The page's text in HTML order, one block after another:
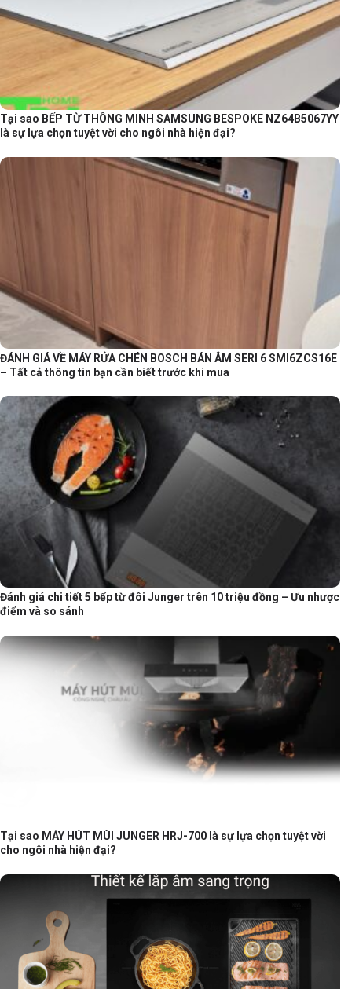
Tại sao BẾP TỪ THÔNG MINH SAMSUNG BESPOKE NZ64B5067YY
là sự lựa chọn tuyệt vời cho ngôi nhà hiện đại?
ĐÁNH GIÁ VỀ MÁY RỬA CHÉN BOSCH BÁN ÂM SERI 6 SMI6ZCS16E
– Tất cả thông tin bạn cần biết trước khi mua
Đánh giá chi tiết 5 bếp từ đôi Junger trên 10 triệu đồng – Ưu nhược
điểm và so sánh
Tại sao MÁY HÚT MÙI JUNGER HRJ-700 là sự lựa chọn tuyệt vời
cho ngôi nhà hiện đại?